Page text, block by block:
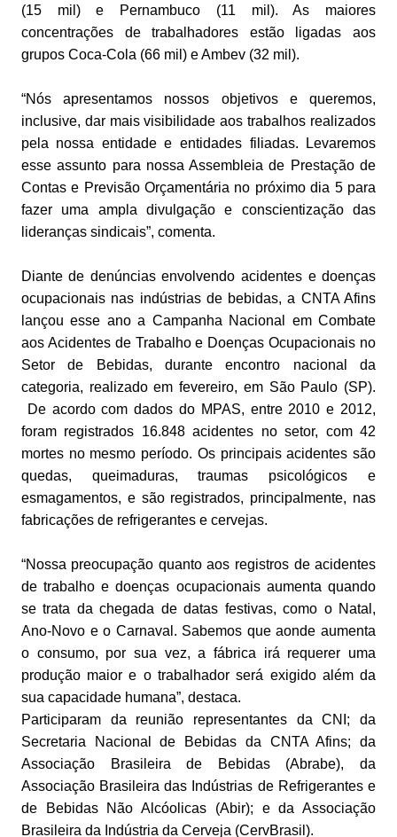
(15 mil) e Pernambuco (11 mil). As maiores
concentrações de trabalhadores estão ligadas aos
grupos Coca-Cola (66 mil) e Ambev (32 mil).
“Nós apresentamos nossos objetivos e queremos,
inclusive, dar mais visibilidade aos trabalhos realizados
pela nossa entidade e entidades filiadas. Levaremos
esse assunto para nossa Assembleia de Prestação de
Contas e Previsão Orçamentária no próximo dia 5 para
fazer uma ampla divulgação e conscientização das
lideranças sindicais”, comenta.
Diante de denúncias envolvendo acidentes e doenças
ocupacionais nas indústrias de bebidas, a CNTA Afins
lançou esse ano a Campanha Nacional em Combate
aos Acidentes de Trabalho e Doenças Ocupacionais no
Setor de Bebidas, durante encontro nacional da
categoria, realizado em fevereiro, em São Paulo (SP).
De acordo com dados do MPAS, entre 2010 e 2012,
foram registrados 16.848 acidentes no setor, com 42
mortes no mesmo período. Os principais acidentes são
quedas, queimaduras, traumas psicológicos e
esmagamentos, e são registrados, principalmente, nas
fabricações de refrigerantes e cervejas.
“Nossa preocupação quanto aos registros de acidentes
de trabalho e doenças ocupacionais aumenta quando
se trata da chegada de datas festivas, como o Natal,
Ano-Novo e o Carnaval. Sabemos que aonde aumenta
o consumo, por sua vez, a fábrica irá requerer uma
produção maior e o trabalhador será exigido além da
sua capacidade humana”, destaca.
Participaram da reunião representantes da CNI; da
Secretaria Nacional de Bebidas da CNTA Afins; da
Associação Brasileira de Bebidas (Abrabe), da
Associação Brasileira das Indústrias de Refrigerantes e
de Bebidas Não Alcóolicas (Abir); e da Associação
Brasileira da Indústria da Cerveja (CervBrasil).